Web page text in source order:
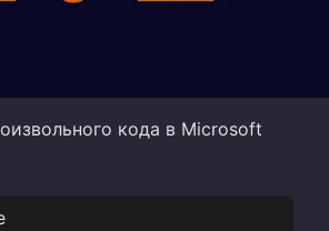
кода в Microsoft